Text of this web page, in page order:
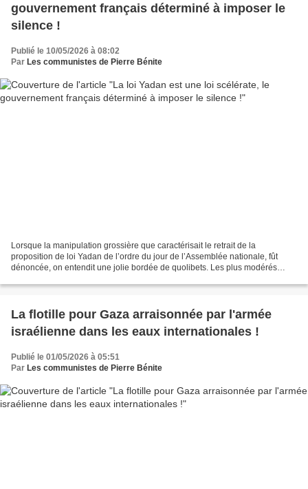
gouvernement français déterminé à imposer le
silence !
Publié le 10/05/2026 à 08:02
Par Les communistes de Pierre Bénite
Lorsque la manipulation grossière que caractérisait le retrait de la
proposition de loi Yadan de l’ordre du jour de l’Assemblée nationale, fût
dénoncée, on entendit une jolie bordée de quolibets. Les plus modérés
La flotille pour Gaza arraisonnée par l'armée
israélienne dans les eaux internationales !
Publié le 01/05/2026 à 05:51
Par Les communistes de Pierre Bénite